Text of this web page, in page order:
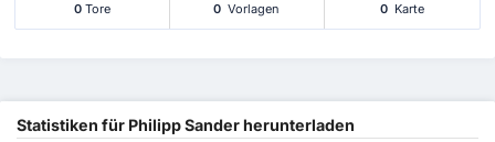
0Tore 0 Vorlagen 0 Karte
Statistiken für Philipp Sander herunterladen